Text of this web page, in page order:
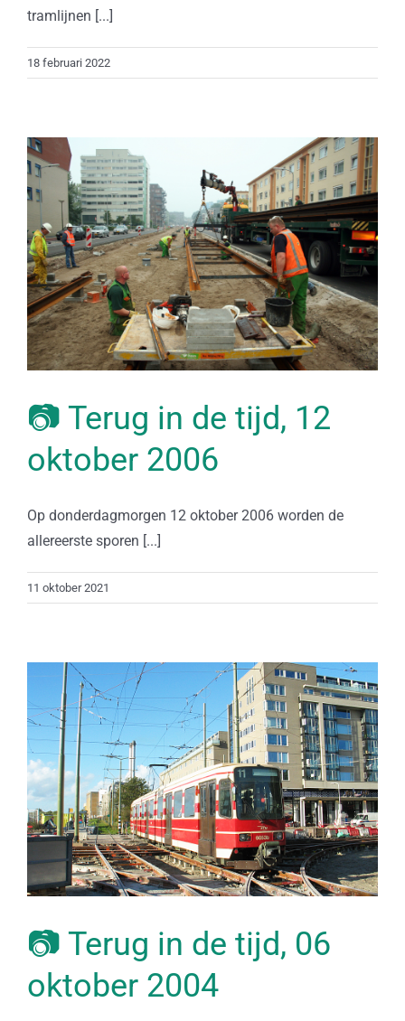
tramlijnen [...]
18 februari 2022
📷 Terug in de tijd, 12
oktober 2006
Op donderdagmorgen 12 oktober 2006 worden de
allereerste sporen [...]
11 oktober 2021
📷 Terug in de tijd, 06
oktober 2004